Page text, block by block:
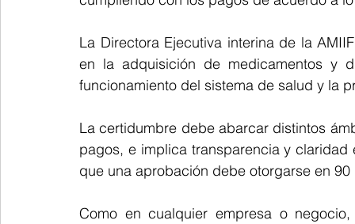
La Directora Ejecutiva interina de la
en la adquisición de medicamentos y
funcionamiento del sistema de salud y la
La certidumbre debe abarcar distintos
pagos, e implica transparencia y
que una aprobación debe otorgarse en
Como en cualquier empresa o